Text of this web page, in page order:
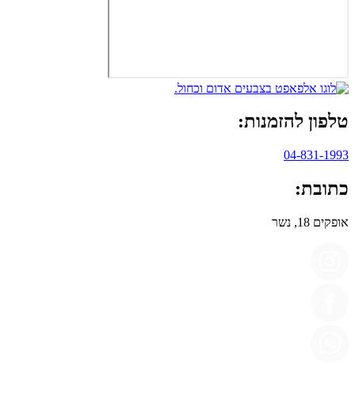
טלפון להזמנות:
04-831-1993
כתובת:
אופקים 18, נשר